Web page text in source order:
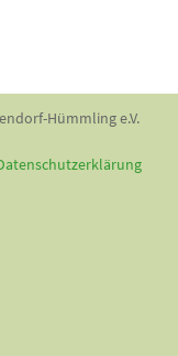
Hümmling e.V.